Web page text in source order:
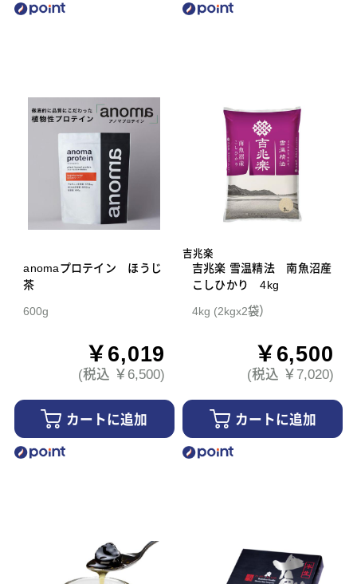
anomaプロテイン ほうじ
茶
600g
￥6,019
(税込 ￥6,500)
カートに追加
吉兆楽
吉兆楽 雪温精法 南魚沼産
こしひかり 4kg
4kg (2kgx2袋）
￥6,500
(税込 ￥7,020)
カートに追加